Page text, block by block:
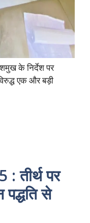
के निर्देश पर
एक और बड़ी
तीर्थ पर
से